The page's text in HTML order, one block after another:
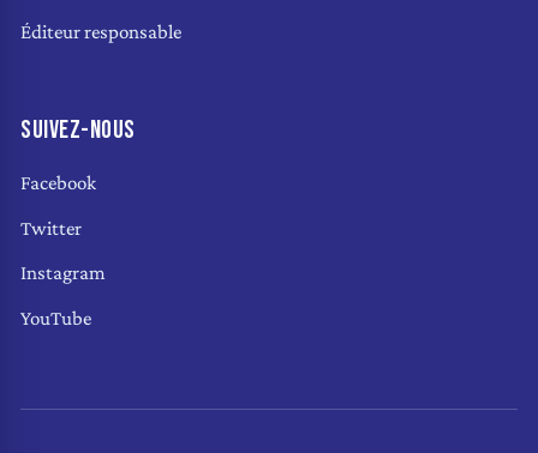
Éditeur responsable
SUIVEZ-NOUS
Facebook
Twitter
Instagram
YouTube